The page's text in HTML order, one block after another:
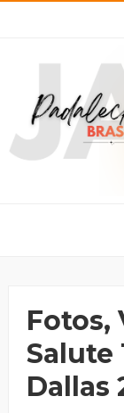
Fotos,
Salute
Dallas